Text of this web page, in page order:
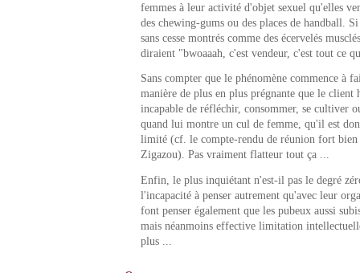
femmes à leur activité d'objet sexuel qu'elles
des chewing-gums ou des places de handball.
sans cesse montrés comme des écervelés
diraient "bwoaaah, c'est vendeur, c'est tout ce
Sans compter que le phénomène commence à
manière de plus en plus prégnante que le client
incapable de réfléchir, consommer, se cultiver
quand lui montre un cul de femme, qu'il est
limité (cf. le compte-rendu de réunion fort bien
Zigazou). Pas vraiment flatteur tout ça ...
Enfin, le plus inquiétant n'est-il pas le degré
l'incapacité à penser autrement qu'avec leur
font penser également que les pubeux aussi
mais néanmoins effective limitation
plus ...